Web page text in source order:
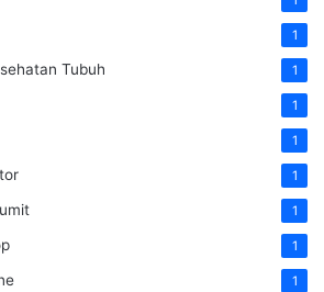
1
Tubuh 1
1
1
1
1
1
1